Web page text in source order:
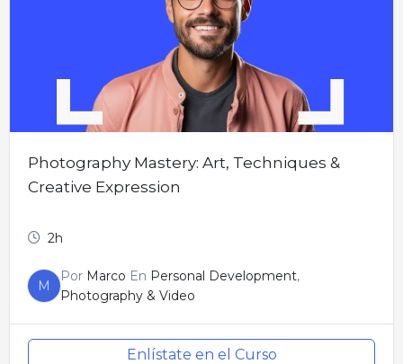
Photography Mastery: Art, Techniques &
Creative Expression
2h
M
Por Marco En Personal Development,
Photography & Video
Enlístate en el Curso